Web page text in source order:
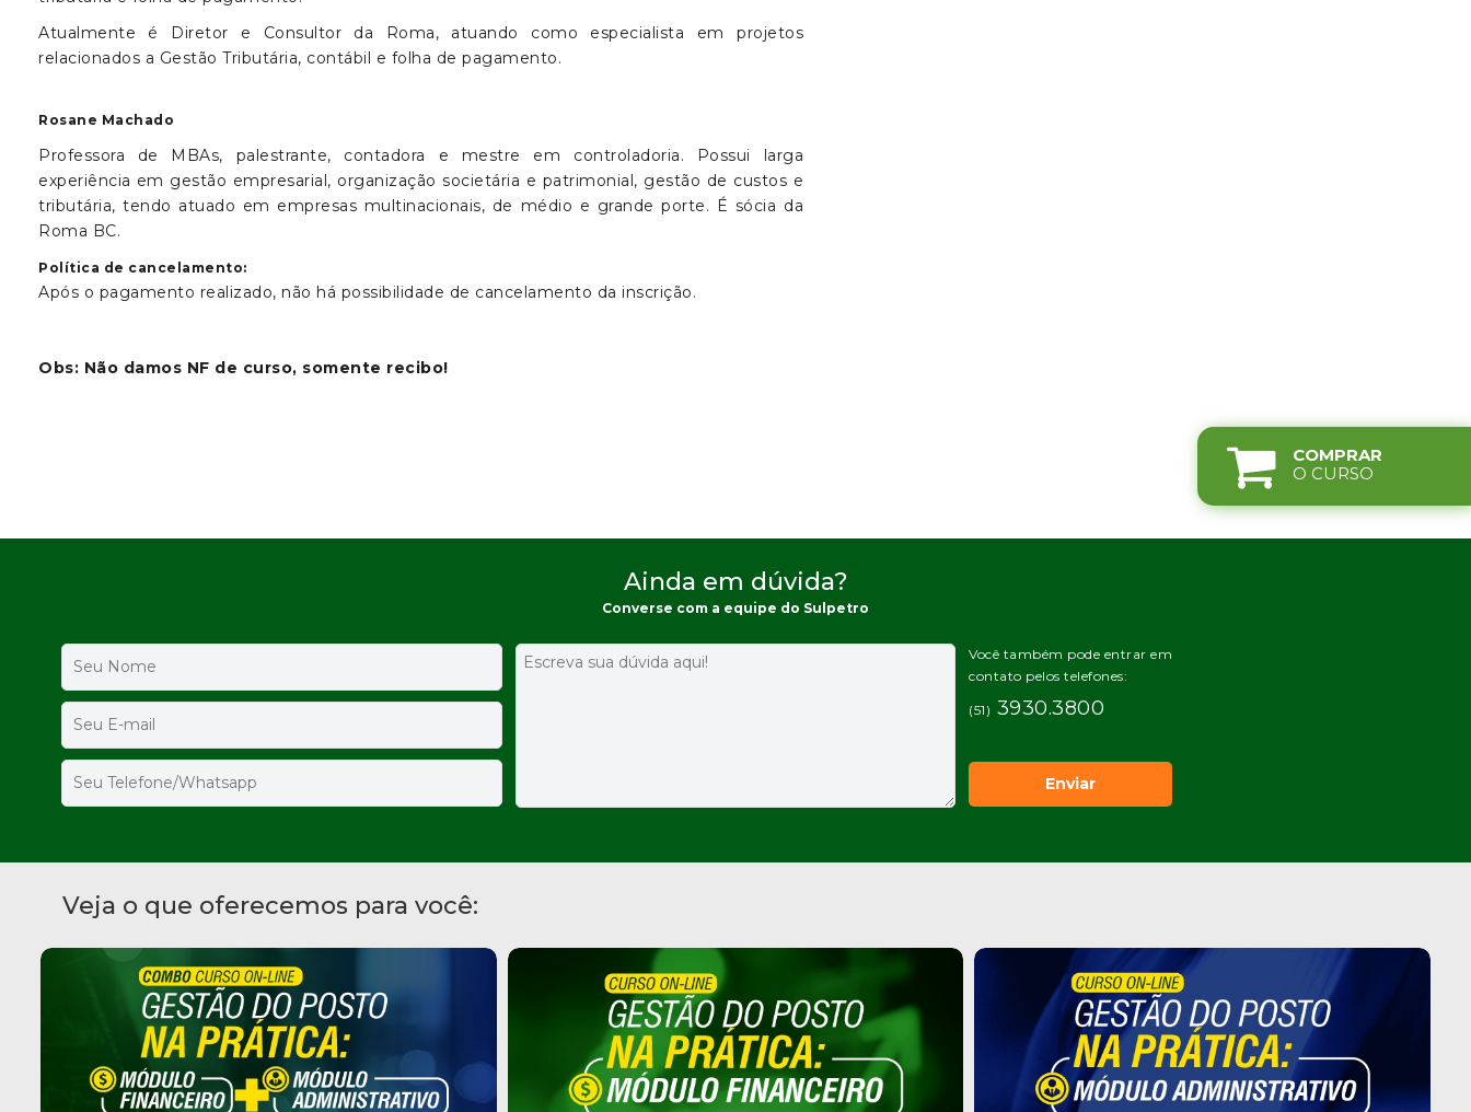
Atualmente é Diretor e Consultor da Roma, atuando como especialista em projetos
relacionados a Gestão Tributária, contábil e folha de pagamento.
Rosane Machado
Professora de MBAs, palestrante, contadora e mestre em controladoria. Possui larga
experiência em gestão empresarial, organização societária e patrimonial, gestão de custos e
tributária, tendo atuado em empresas multinacionais, de médio e grande porte. É sócia da
Roma BC.
Política de cancelamento:
Após o pagamento realizado, não há possibilidade de cancelamento da inscrição.
Obs: Não damos NF de curso, somente recibo!
COMPRAR
O CURSO
Ainda em dúvida?
Converse com a equipe do Sulpetro
Você também pode entrar em
contato pelos telefones:
(51) 3930.3800
Veja o que oferecemos para você: